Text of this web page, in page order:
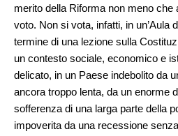
merito della Riforma non meno che
voto. Non si vota, infatti, in un’Aula
termine di una lezione sulla
un contesto sociale, economico e
delicato, in un Paese indebolito da
ancora troppo lenta, da un enorme
sofferenza di una larga parte della
impoverita da una recessione